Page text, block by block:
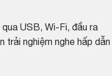
USB, Wi-Fi, đầu ra
trải nghiệm nghe hấp dẫn